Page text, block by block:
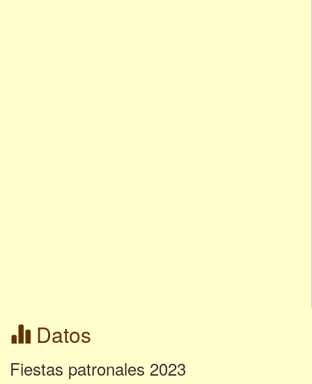
Datos
Fiestas patronales 2023